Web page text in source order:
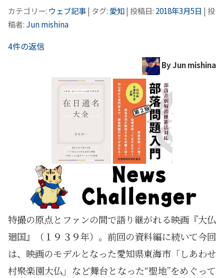
カテゴリー: ウェブ記事| タグ: 愛知| 投稿日: 2018年3月5日 | 投
稿者: Jun mishina
4件の返信
By Jun mishina
特撮の原点とファンの間で語り継がれる映画『大仏
廻国』（１９３９年）。前回の資料編に続いて今回
は、映画のモデルとなった愛知県東海市「しあわせ
村聚楽園大仏」など舞台となった“聖地”をめぐって